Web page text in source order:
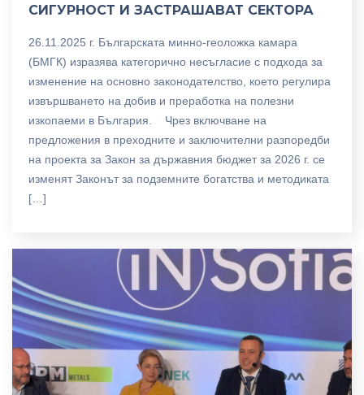
СИГУРНОСТ И ЗАСТРАШАВАТ СЕКТОРА
26.11.2025 г. Българската минно-геоложка камара
(БМГК) изразява категорично несъгласие с подхода за
изменение на основно законодателство, което регулира
извършването на добив и преработка на полезни
изкопаеми в България. Чрез включване на
предложения в преходните и заключителни разпоредби
на проекта за Закон за държавния бюджет за 2026 г. се
изменят Законът за подземните богатства и методиката
[…]